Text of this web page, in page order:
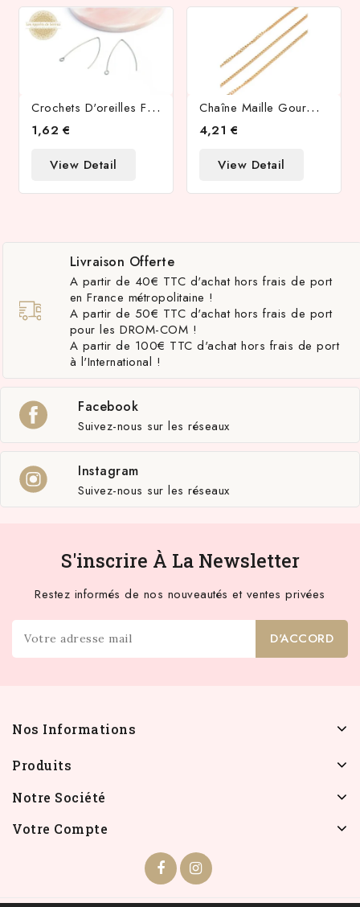
C
Rochets D'oreilles Furcula En Acier 304 Couleur Acier
1,62 €
View Detail
C
Haîne Maille Gourmette 2.5x1.8mm En Acier Inoxydable Plaqué Or 18k
4,21 €
View Detail
Livraison Offerte
A partir de 40€ TTC d'achat hors frais de port
en France métropolitaine !
A partir de 50€ TTC d'achat hors frais de port
pour les DROM-COM !
A partir de 100€ TTC d'achat hors frais de port
à l'International !
Facebook
Suivez-nous sur les réseaux
Instagram
Suivez-nous sur les réseaux
S'inscrire À La Newsletter
Restez informés de nos nouveautés et ventes privées
Nos Informations
Produits
Notre Société
Votre Compte